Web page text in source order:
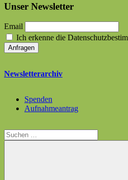
Unser Newsletter
Email
Ich erkenne die
Newsletterarchiv
Spenden
Aufnahmeantrag
Suchen
nach: